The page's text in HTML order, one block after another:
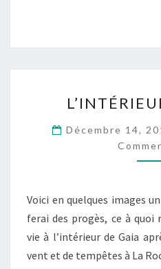
Décembre 14,
Voici en quelques images
ferai des progès, ce à quoi
vie à l’intérieur de Gaia
vent et de tempêtes à La